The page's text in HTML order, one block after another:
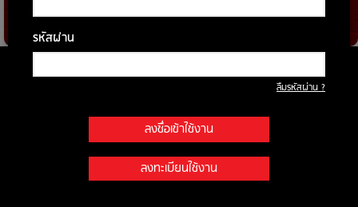
ค้นหารถที่ต้องการ
ยี่ห้อ
รุ่น
รหัสผ่าน
ลืมรหัสผ่าน ?
ลงชื่อเข้าใช้งาน
ลงทะเบียนใช้งาน